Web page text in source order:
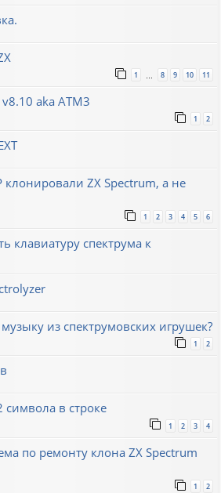
1 … 8 9 10 11
aka ATM3
1 2
ZX Spectrum, а не
1 2 3 4 5 6
клавиатуру спектрума к
из спектрумовских игрушек?
1 2
символа в строке
1 2 3 4
по ремонту клона ZX Spectrum
1 2